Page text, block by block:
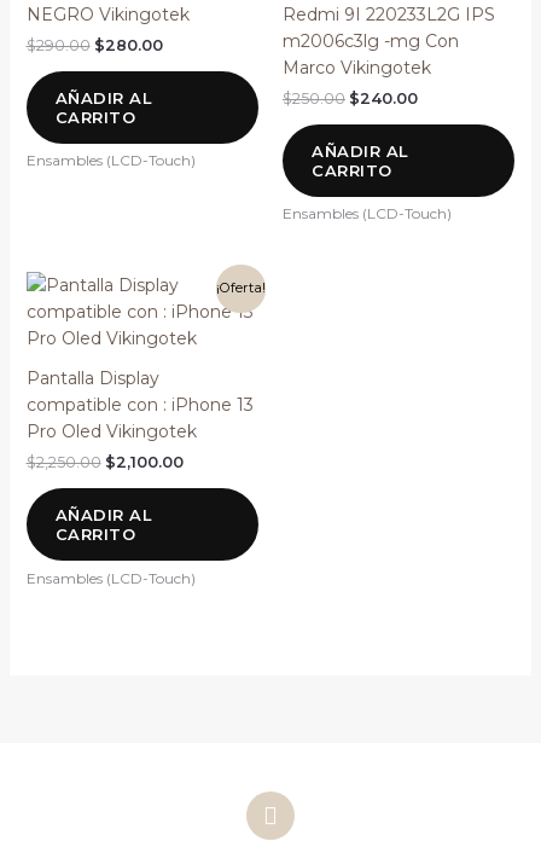
NEGRO Vikingotek
$290.00 $280.00
AÑADIR AL
CARRITO
Ensambles (LCD-Touch)
Redmi 9I 220233L2G IPS
m2006c3lg -mg Con
Marco Vikingotek
$250.00 $240.00
AÑADIR AL
CARRITO
Ensambles (LCD-Touch)
¡Oferta!
Pantalla Display
compatible con : iPhone 13
Pro Oled Vikingotek
$2,250.00
El
precio
original
era:
$2,100.00
precio
actual
es:
AÑADIR AL
CARRITO
Ensambles (LCD-Touch)